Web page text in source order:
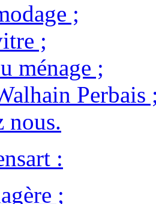
;
;
ménage ;
Perbais
nous.
:
;